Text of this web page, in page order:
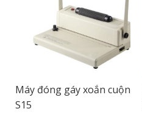
đựng bản vẽ kỹ thuật,
đựng hồ sơ thầu trong
các công ty xây dựng
Dùng đựng đồ sách vở
Máy đóng gáy xoắn cuộn
S15